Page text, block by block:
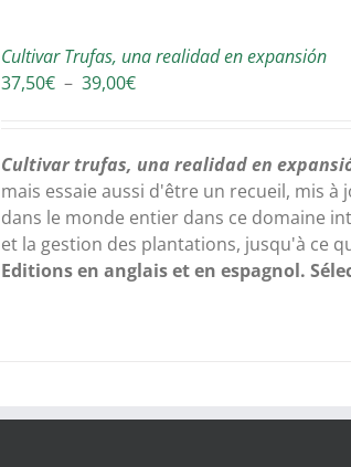
Cultivar Trufas, una realidad en expansión
37,50€ – 39,00€Plage
37,50€
à
39,00€
Cultivar trufas, una realidad en
mais essaie aussi d'être un recueil, mis à
dans le monde entier dans ce domaine
et la gestion des plantations, jusqu'à ce
Editions enanglais et en espagnol.